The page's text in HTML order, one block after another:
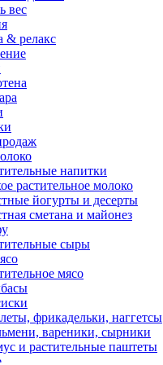
вес
& релакс
напитки
растительное молоко
йогурты и десерты
сметана и майонез
сыры
мясо
фрикадельки, наггетсы
вареники, сырники
и растительные паштеты